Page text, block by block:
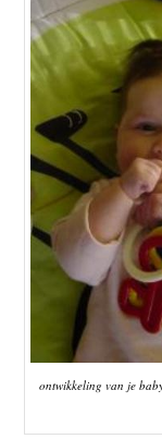
ontwikkeling van je